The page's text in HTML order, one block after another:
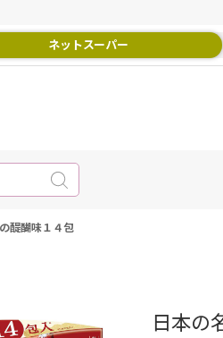
ネットスーパー
醍醐味１４包
日本の